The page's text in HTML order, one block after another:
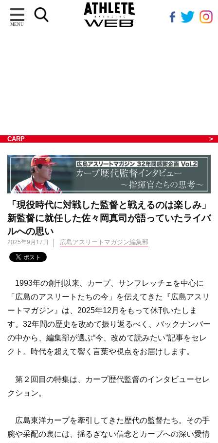
MENU
CARP
「現役時代に対戦した監督と戦えるのは楽しみ」
新監督に就任した佐々岡真司が語っていたライバ
ルへの思い
2025年9月17日 広島アスリートマガジン編集部
1993年の創刊以来、カープ、サンフレッチェを中心に
「広島のアスリートたちの今」を伝えてきた『広島アスリ
ートマガジン』は、2025年12月をもって休刊いたしま
す。32年間の歴史を改めて振り返るべく、バックナンバー
の中から、編集部が選ぶ“今、改めて読みたい”記事をセレ
クト。時代を超えて響く言葉や視点をお届けします。
第２回目の特集は、カープ歴代監督のインタビューセレ
クション。
広島東洋カープを牽引してきた歴代の監督たち。その手
腕や采配の裏には、揺るぎない信念とカープへの深い愛情